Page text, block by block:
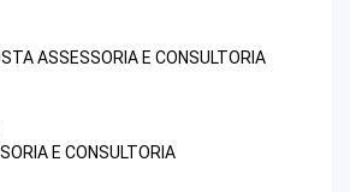
ASSESSORIA E CONSULTORIA
E CONSULTORIA